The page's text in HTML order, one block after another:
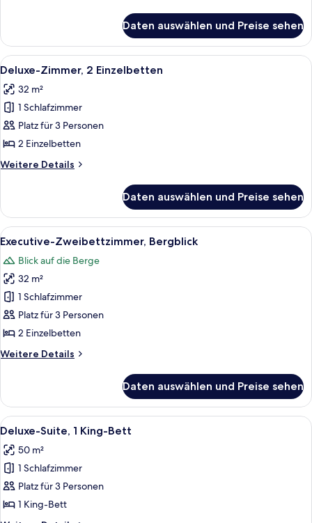
1 King-
Bett
Daten auswählen und Preise sehen
Alle
Fotos
für
Deluxe-
Zimmer,
2 Einzelbetten
anzeigen
Ein Hotelzimmer mit zwei Betten,
8
Deluxe-Zimmer, 2 Einzelbetten
32 m²
1 Schlafzimmer
Platz für 3 Personen
2 Einzelbetten
Weitere Details
Weitere
Zimmer,
2 Einzelbetten
Daten auswählen und Preise sehen
Alle
Fotos
für
Executive-
Zweibettzimmer,
Bergblick
anzeigen
Ein Hotelzimmer mit zwei Betten,
10
Executive-Zweibettzimmer, Bergblick
Blick auf die Berge
32 m²
1 Schlafzimmer
Platz für 3 Personen
2 Einzelbetten
Weitere Details
Weitere
Zweibettzimmer,
Bergblick
Daten auswählen und Preise sehen
Alle
Fotos
für
Deluxe-
Suite,
1 King-
Bett
Ein Hotelzimmer mit einem großen
8
Deluxe-Suite, 1 King-Bett
50 m²
1 Schlafzimmer
Platz für 3 Personen
1 King-Bett